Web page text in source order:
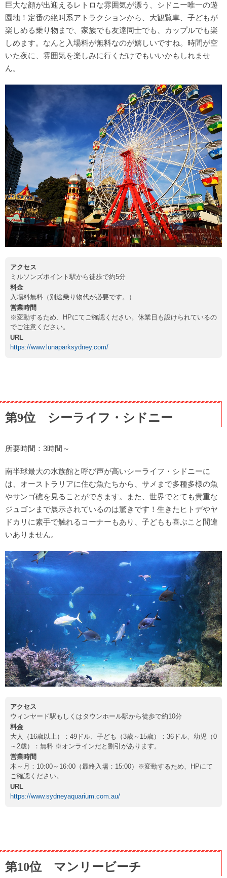
巨大な顔が出迎えるレトロな雰囲気が漂う、シドニー唯一の遊
園地！定番の絶叫系アトラクションから、大観覧車、子どもが
楽しめる乗り物まで、家族でも友達同士でも、カップルでも楽
しめます。なんと入場料が無料なのが嬉しいですね。時間が空
いた夜に、雰囲気を楽しみに行くだけでもいいかもしれませ
ん。
アクセス
ミルソンズポイント駅から徒歩で約5分
料金
入場料無料（別途乗り物代が必要です。）
営業時間
※変動するため、HPにてご確認ください。休業日も設けられているの
でご注意ください。
URL
https://www.lunaparksydney.com/
第9位 シーライフ・シドニー
所要時間：3時間～
南半球最大の水族館と呼び声が高いシーライフ・シドニーに
は、オーストラリアに住む魚たちから、サメまで多種多様の魚
やサンゴ礁を見ることができます。また、世界でとても貴重な
ジュゴンまで展示されているのは驚きです！生きたヒトデやヤ
ドカリに素手で触れるコーナーもあり、子どもも喜ぶこと間違
いありません。
アクセス
ウィンヤード駅もしくはタウンホール駅から徒歩で約10分
料金
大人（16歳以上）：49ドル、子ども（3歳～15歳）：36ドル、幼児（0
～2歳）：無料 ※オンラインだと割引があります。
営業時間
木～月：10:00～16:00（最終入場：15:00）※変動するため、HPにて
ご確認ください。
URL
https://www.sydneyaquarium.com.au/
第10位 マンリービーチ